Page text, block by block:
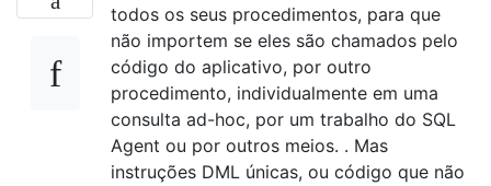
todos os seus procedimentos, para que
não importem se eles são chamados pelo
código do aplicativo, por outro
procedimento, individualmente em uma
consulta ad-hoc, por um trabalho do SQL
Agent ou por outros meios. . Mas
instruções DML únicas, ou código que não